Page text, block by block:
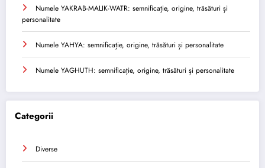
Numele YAKRAB-MALIK-WATR: semnificație, origine, trăsături și
personalitate
Numele YAHYA: semnificație, origine, trăsături și personalitate
Numele YAGHUTH: semnificație, origine, trăsături și personalitate
Categorii
Diverse